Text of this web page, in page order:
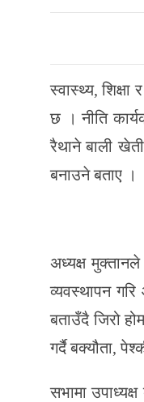
स्वास्थ्य, शिक्षा
छ । नीति
रैथाने बाली
बनाउने बताए ।
अध्यक्ष
व्यवस्थापन
बताउँदै जिरो
गर्दै बक्यौता,
सभामा